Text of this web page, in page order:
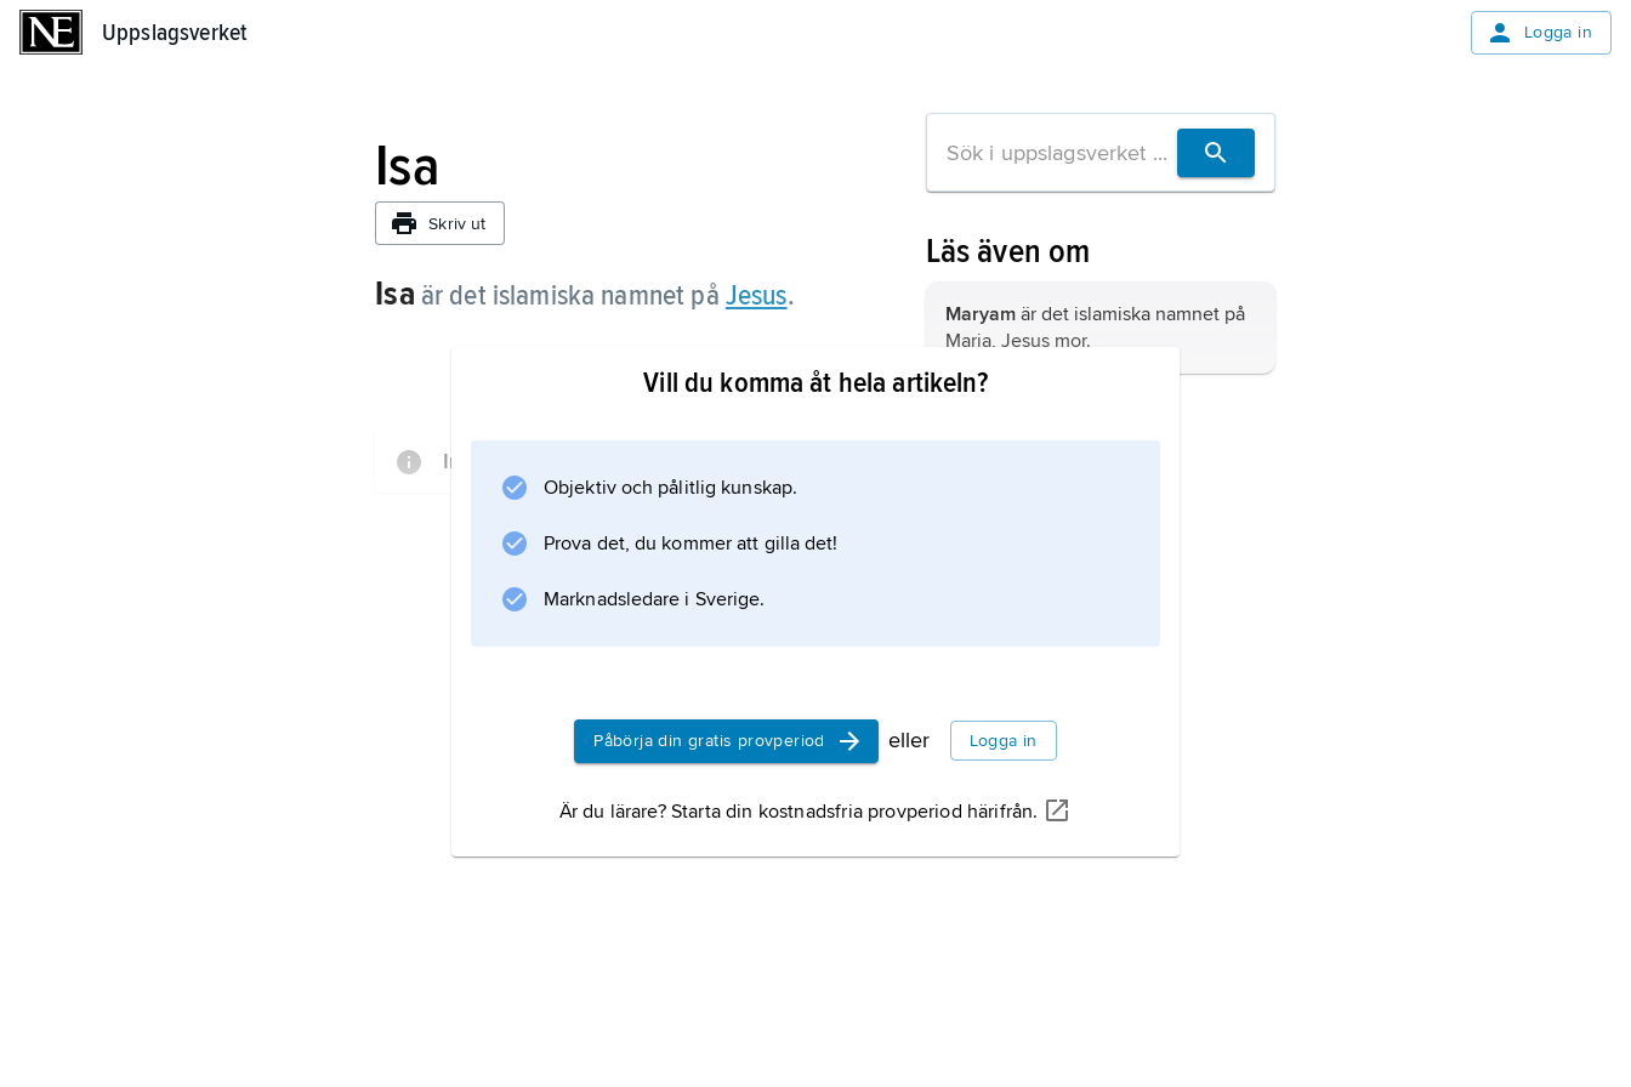
Uppslagsverket Logga in
Isa
Skriv ut
Isa är det islamiska namnet på Jesus.
Information om artikeln
Vill du komma åt hela artikeln?
Objektiv och pålitlig kunskap.
Prova det, du kommer att gilla det!
Marknadsledare i Sverige.
Påbörja din gratis provperiod eller Logga in
Är du lärare? Starta din kostnadsfria provperiod härifrån.
Läs även om
Maryamär det islamiska namnet på
Maria, Jesus mor.